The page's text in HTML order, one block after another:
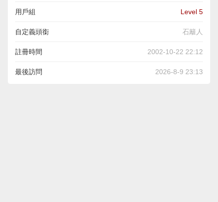
用戶組 Level 5
自定義頭銜 石籬人
註冊時間 2002-10-22 22:12
最後訪問 2026-8-9 23:13